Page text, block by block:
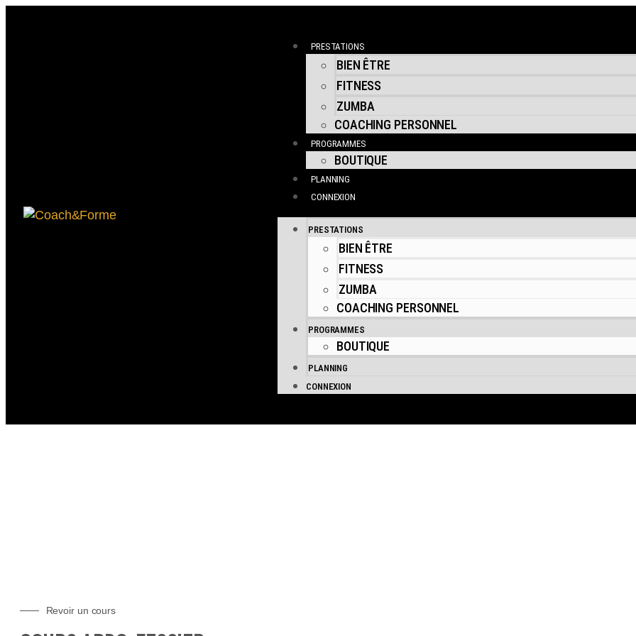
PRESTATIONS
BIEN ÊTRE
FITNESS
ZUMBA
COACHING PERSONNEL
PROGRAMMES
BOUTIQUE
PLANNING
CONNEXION
PRESTATIONS
BIEN ÊTRE
FITNESS
ZUMBA
COACHING PERSONNEL
PROGRAMMES
BOUTIQUE
PLANNING
CONNEXION
Revoir un cours